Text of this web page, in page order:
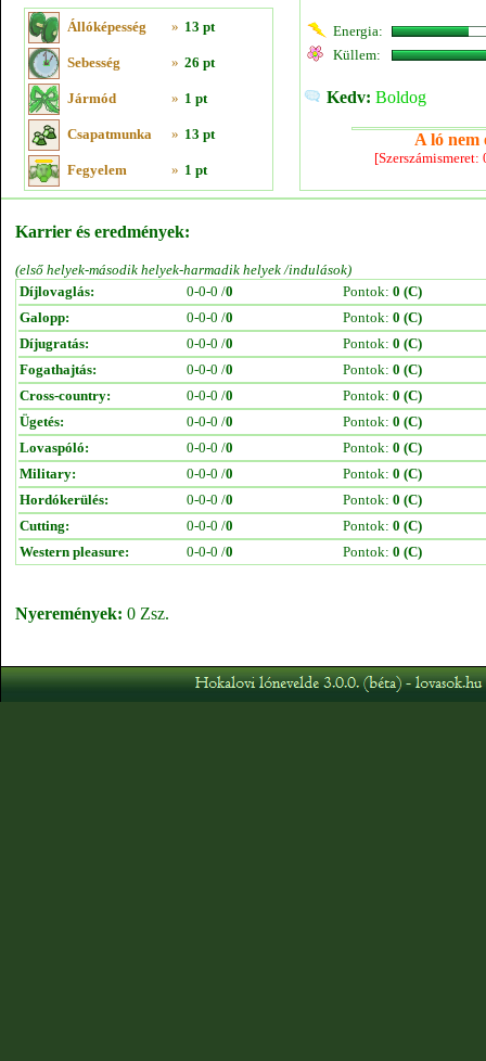
Állóképesség » 13 pt
Sebesség » 26 pt
Jármód » 1 pt
Csapatmunka » 13 pt
Fegyelem » 1 pt
Energia:
Küllem:
Kedv: Boldog
A ló nem
Karrier és eredmények:
(első helyek-második helyek-harmadik helyek /indulások)
Díjlovaglás:
0-0-0 /0 Pontok: 0 (C)
Galopp:
0-0-0 /0 Pontok: 0 (C)
Díjugratás:
0-0-0 /0 Pontok: 0 (C)
Fogathajtás:
0-0-0 /0 Pontok: 0 (C)
Cross-country:
0-0-0 /0 Pontok: 0 (C)
Ügetés:
0-0-0 /0 Pontok: 0 (C)
Lovaspóló:
0-0-0 /0 Pontok: 0 (C)
Military:
0-0-0 /0 Pontok: 0 (C)
Hordókerülés:
0-0-0 /0 Pontok: 0 (C)
Cutting:
0-0-0 /0 Pontok: 0 (C)
Western pleasure:
0-0-0 /0 Pontok: 0 (C)
Nyeremények: 0 Zsz.